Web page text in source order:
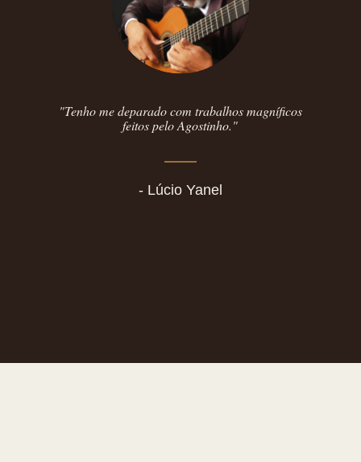
"Tenho me deparado com trabalhos magníficos
feitos pelo Agostinho."
- Lúcio Yanel